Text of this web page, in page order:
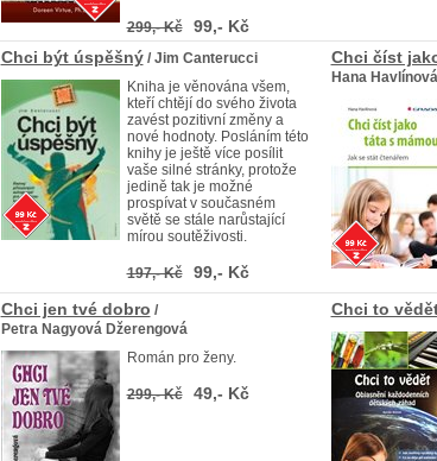
299,- Kč 99,- Kč
Chci být úspěšný/ Jim Canterucci
Kniha je věnována všem,
kteří chtějí do svého života
zavést pozitivní změny a
nové hodnoty. Posláním této
knihy je ještě více posílit
vaše silné stránky, protože
jedině tak je možné
prospívat v současném
světě se stále narůstající
mírou soutěživosti.
197,- Kč 99,- Kč
Chci číst
Hana Havlínová
Chci jen tvé dobro /
Petra Nagyová Džerengová
Román pro ženy.
299,- Kč 49,- Kč
Chci to